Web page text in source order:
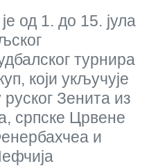
од 1. до 15. јула
турнира
који укључује
Зенита из
српске Црвене
и